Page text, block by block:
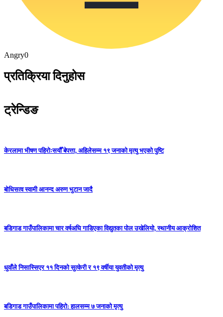
Angry0
प्रतिक्रिया दिनुहोस
ट्रेन्डिङ
केरलामा भीषण पहिरोःसयौँ बेपत्ता, अहिलेसम्म १९ जनाको मृत्यु भएको पुष्टि
बोधिसत्व स्वामी आनन्द अरुण भुटान जादै
बडिगाड गाउँपालिकामा चार वर्षअघि गाडिएका विद्युतका पोल उखेलियो, स्थानीय आक्रोशित
धुवाँले निसास्सिएर ११ दिनको सुत्केरी र १९ वर्षीया युवतीको मृत्यु
बडिगाड गाउँपालिकामा पहिरो: हालसम्म ७ जनाको मृत्यु